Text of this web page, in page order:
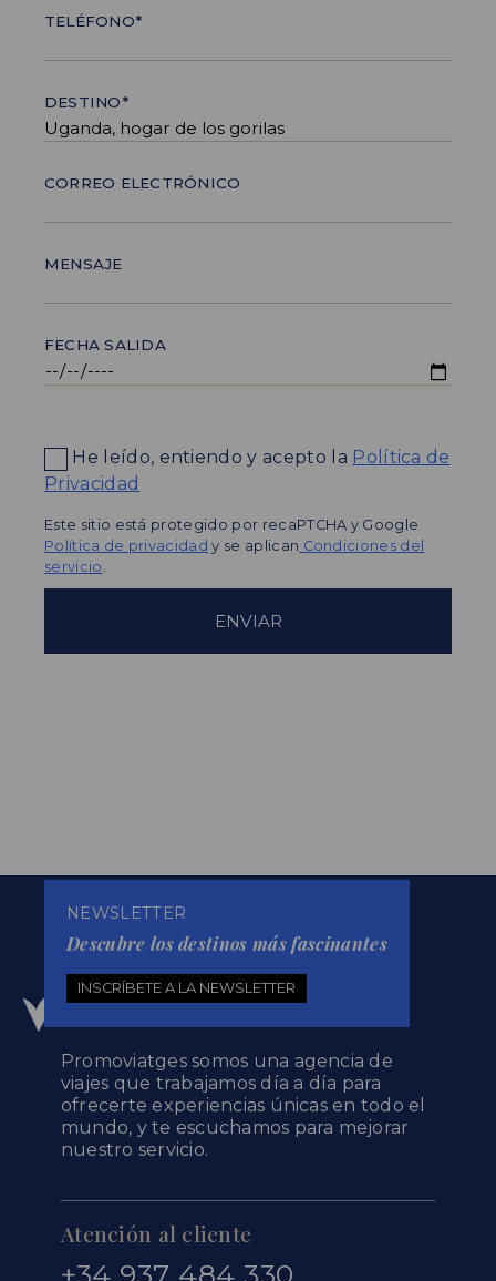
TELÉFONO*
DESTINO*
CORREO ELECTRÓNICO
MENSAJE
FECHA SALIDA
He leído, entiendo y acepto la Política de
Privacidad
Este sitio está protegido por recaPTCHA y Google
Política de privacidad y se aplican Condiciones del
servicio .
NEWSLETTER
Descubre los destinos más fascinantes
INSCRÍBETE A LA NEWSLETTER
Promoviatges somos una agencia de
viajes que trabajamos día a día para
ofrecerte experiencias únicas en todo el
mundo, y te escuchamos para mejorar
nuestro servicio.
Atención al cliente